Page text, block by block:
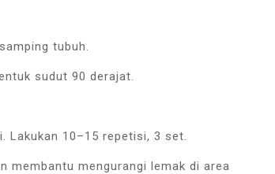
tubuh.
sudut 90 derajat.
Lakukan 10–15 repetisi, 3 set.
membantu mengurangi lemak di area